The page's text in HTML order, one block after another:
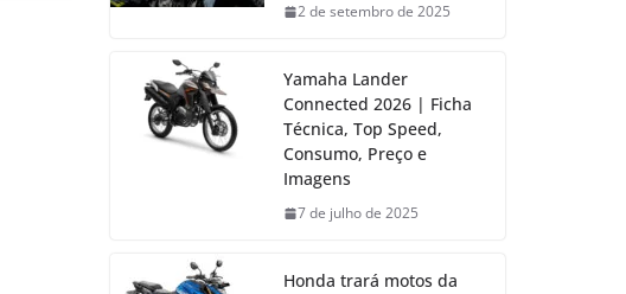
2 de setembro de 2025
Yamaha Lander
Connected 2026 | Ficha
Técnica, Top Speed,
Consumo, Preço e
Imagens
7 de julho de 2025
Honda trará motos da